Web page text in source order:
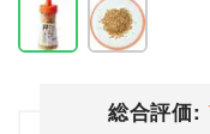
総合評価: